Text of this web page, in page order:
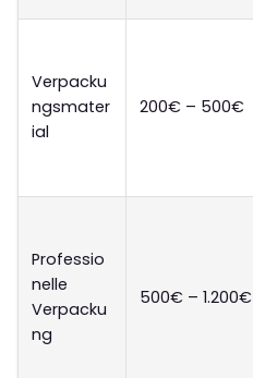
Verpacku
ngsmater
ial
200€ – 500€
Professio
nelle
Verpacku
ng
500€ – 1.200€